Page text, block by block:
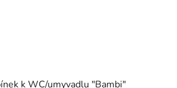
k WC/umyvadlu "Bambi"